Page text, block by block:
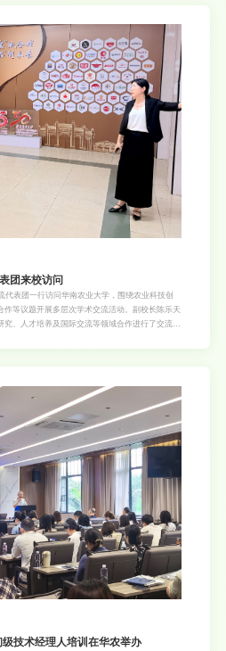
团来校访问
代表团一行访问华南农业大学，围绕农业科技创
等议题开展多层次学术交流活动。副校长陈乐天
、人才培养及国际交流等领域合作进行了交流。
技术经理人培训在华农举办